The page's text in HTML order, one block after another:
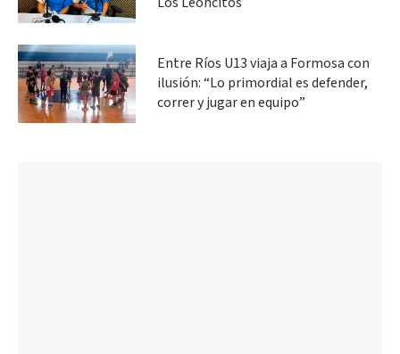
Entre Ríos U13 viaja a Formosa con
ilusión: “Lo primordial es defender,
correr y jugar en equipo”